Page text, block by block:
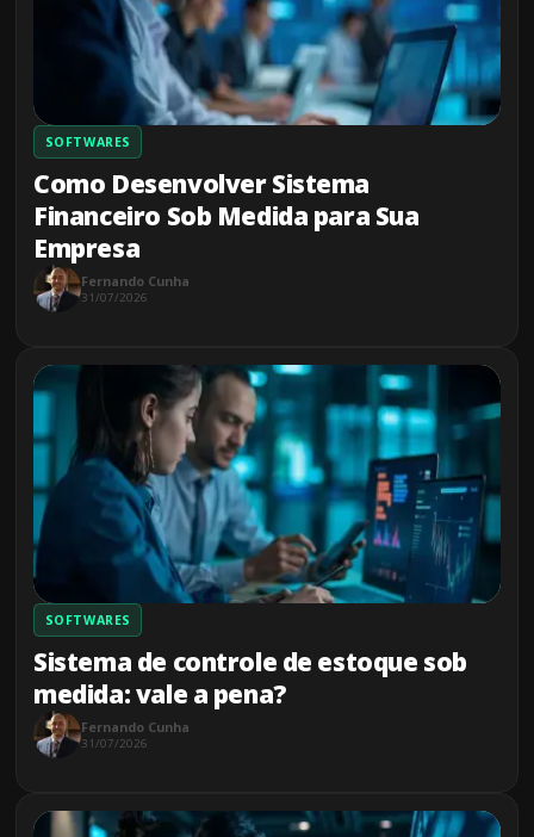
SOFTWARES
Como Desenvolver Sistema
Financeiro Sob Medida para Sua
Empresa
Fernando Cunha
31/07/2026
SOFTWARES
Sistema de controle de estoque sob
medida: vale a pena?
Fernando Cunha
31/07/2026